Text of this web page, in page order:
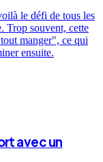
le défi de tous les
Trop souvent, cette
manger", ce qui
ensuite.
avec un